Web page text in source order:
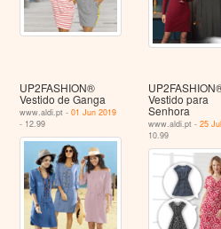
UP2FASHION®
Vestido de Ganga
www.aldi.pt -01 Jun 2019
- 12.99
Vestido para
Senhora
www.aldi.pt - 25
10.99